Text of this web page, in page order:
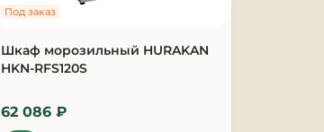
Шкаф морозильный HURAKAN
HKN-RFS120S
Под заказ
62 086 ₽